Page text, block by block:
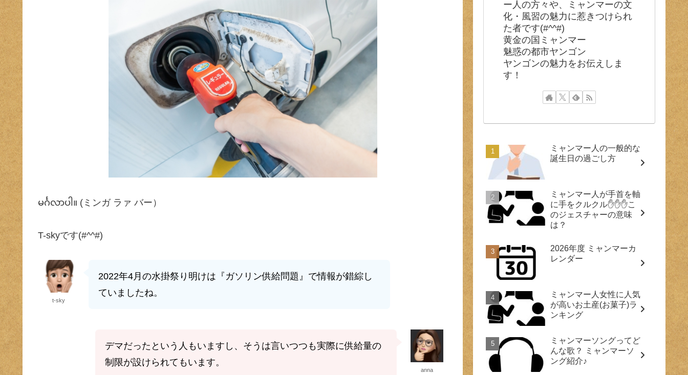
မင်္ဂလာပါ။ (ミンガ ラァ バー）
T-skyです(#^^#)
t-sky
2022年4月の水掛祭り明けは『ガソリン供給問題』で情報が錯綜し
ていましたね。
anna
デマだったという人もいますし、そうは言いつつも実際に供給量の
制限が設けられてもいます。
ー人の方々や、ミャンマーの文
化・風習の魅力に惹きつけられ
た者です(#^^#)
黄金の国ミャンマー
魅惑の都市ヤンゴン
ヤンゴンの魅力をお伝えしま
す！
ミャンマー人の一般的な
誕生日の過ごし方
ミャンマー人が手首を軸
に手をクルクル✋✋✋こ
のジェスチャーの意味
は？
2026年度 ミャンマーカ
レンダー
ミャンマー人女性に人気
が高いお土産(お菓子)ラ
ンキング
ミャンマーソングってど
んな歌？ ミャンマーソ
ング紹介♪